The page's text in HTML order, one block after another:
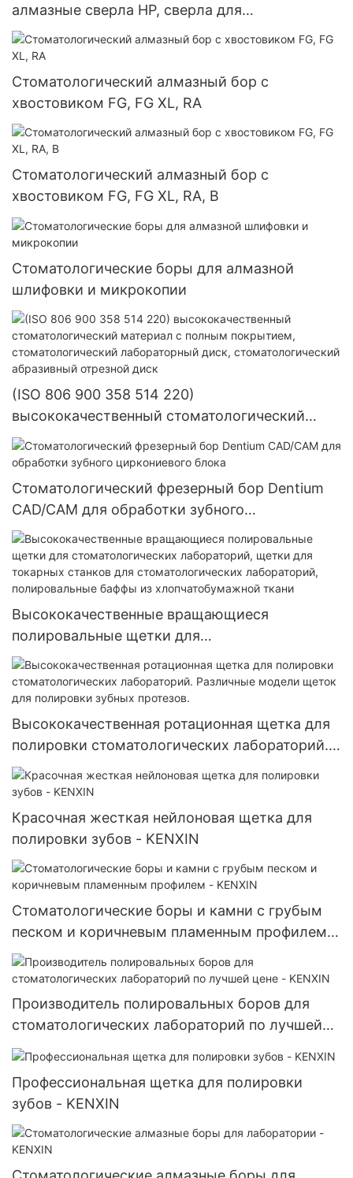
алмазные сверла HP, сверла для
стоматологических лабораторий
Стоматологический алмазный бор с
хвостовиком FG, FG XL, RA
Стоматологический алмазный бор с
хвостовиком FG, FG XL, RA, B
Стоматологические боры для алмазной
шлифовки и микрокопии
(ISO 806 900 358 514 220)
высококачественный стоматологический
материал с полным покрытием,
стоматологический лабораторный диск,
стоматологический абразивный отрезной
диск
Стоматологический фрезерный бор Dentium
CAD/CAM для обработки зубного
циркониевого блока
Высококачественные вращающиеся
полировальные щетки для
стоматологических лабораторий, щетки для
токарных станков для стоматологических
лабораторий, полировальные баффы из
хлопчатобумажной ткани
Высококачественная ротационная щетка для
полировки стоматологических лабораторий.
Различные модели щеток для полировки
зубных протезов.
Красочная жесткая нейлоновая щетка для
полировки зубов - KENXIN
Стоматологические боры и камни с грубым
песком и коричневым пламенным профилем -
KENXIN
Производитель полировальных боров для
стоматологических лабораторий по лучшей
цене - KENXIN
Профессиональная щетка для полировки
зубов - KENXIN